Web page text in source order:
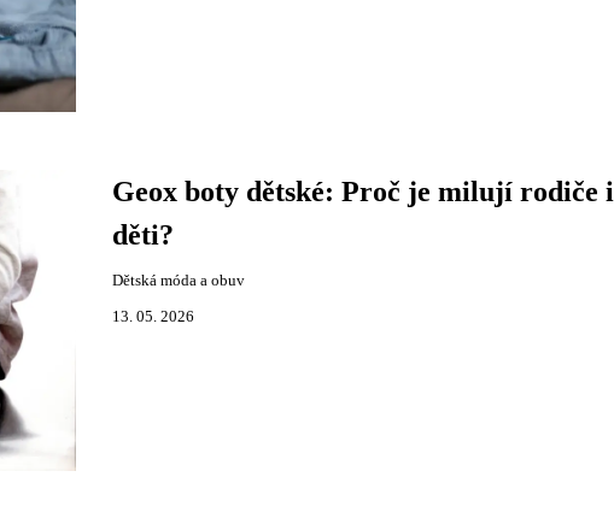
Geox boty dětské: Proč je milují rodiče i
děti?
Dětská móda a obuv
13. 05. 2026